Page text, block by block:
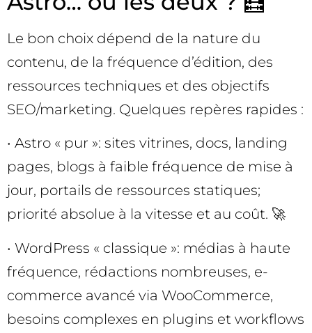
Le bon choix dépend de la nature du
contenu, de la fréquence d’édition, des
ressources techniques et des objectifs
SEO/marketing. Quelques repères rapides :
• Astro « pur »: sites vitrines, docs, landing
pages, blogs à faible fréquence de mise à
jour, portails de ressources statiques;
priorité absolue à la vitesse et au coût. 🚀
• WordPress « classique »: médias à haute
fréquence, rédactions nombreuses, e-
commerce avancé via WooCommerce,
besoins complexes en plugins et workflows